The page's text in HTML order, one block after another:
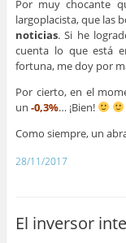
Por muy chocante
largoplacista, que las
noticias. Si he
cuenta lo que está
fortuna, me doy por
Por cierto, en el
un -0,3%… ¡Bien!
Como siempre, un
28/11/2017
El inversor